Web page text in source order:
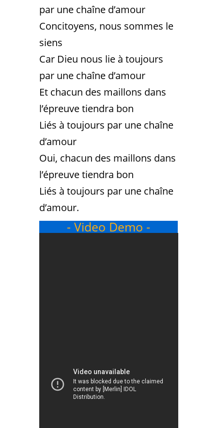
par une chaîne d’amour
Concitoyens, nous sommes le
siens
Car Dieu nous lie à toujours
par une chaîne d’amour
Et chacun des maillons dans
l’épreuve tiendra bon
Liés à toujours par une chaîne
d’amour
Oui, chacun des maillons dans
l’épreuve tiendra bon
Liés à toujours par une chaîne
d’amour.
- Video Demo -